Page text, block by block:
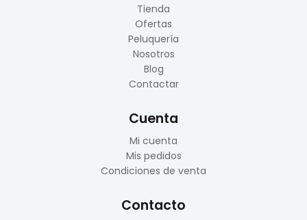
Tienda
Ofertas
Peluquería
Nosotros
Blog
Contactar
Cuenta
Mi cuenta
Mis pedidos
Condiciones de venta
Contacto